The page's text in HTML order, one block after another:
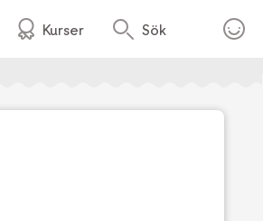
Kurser Sök
Foto:TV4